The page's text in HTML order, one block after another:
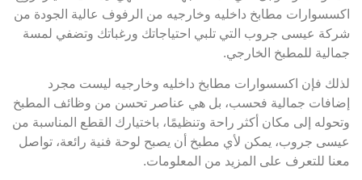
اكسسوارات مطابخ داخليه وخارجيه من الرفوف عالية الجودة من
شركة عيسى جروب التي تلبي احتياجاتك ورغباتك وتضفي لمسة
جمالية للمطبخ الخارجي.
لذلك فإن اكسسوارات مطابخ داخليه وخارجيه ليست مجرد
إضافات جمالية فحسب، بل هي عناصر تحسن من وظائف المطبخ
وتحوله إلى مكان أكثر راحة وتنظيمًا، باختيارك القطع المناسبة من
عيسى جروب، يمكن لأي مطبخ أن يصبح لوحة فنية رائعة، تواصل
معنا للتعرف على المزيد من المعلومات.